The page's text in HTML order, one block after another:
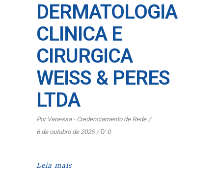
DERMATOLOGIA
CLINICA E
CIRURGICA
WEISS & PERES
LTDA
Por Vanessa - Credenciamento de Rede
6 de outubro de 2025
0
Leia mais